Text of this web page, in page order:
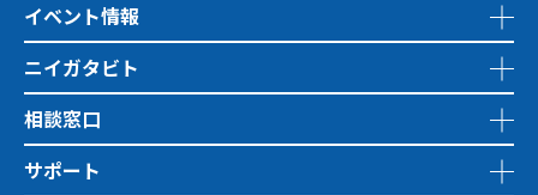
イベント情報
ニイガタビト
相談窓口
サポート